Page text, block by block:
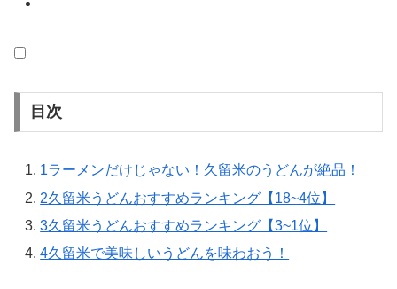
目次
1ラーメンだけじゃない！久留米のうどんが絶品！
2久留米うどんおすすめランキング【18~4位】
3久留米うどんおすすめランキング【3~1位】
4久留米で美味しいうどんを味わおう！